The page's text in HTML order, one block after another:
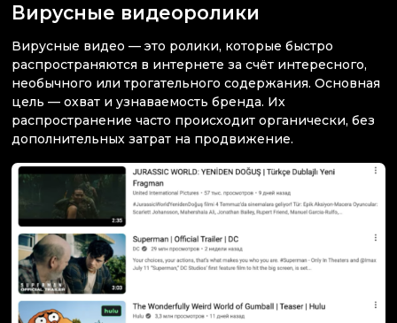
Вирусные видеоролики
Вирусные видео — это ролики, которые быстро
распространяются в интернете за счёт интересного,
необычного или трогательного содержания. Основная
цель — охват и узнаваемость бренда. Их
распространение часто происходит органически, без
дополнительных затрат на продвижение.